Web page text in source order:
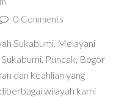
0 Comments
Sukabumi. Melayani
Puncak, Bogor
dan keahlian yang
wilayah kami